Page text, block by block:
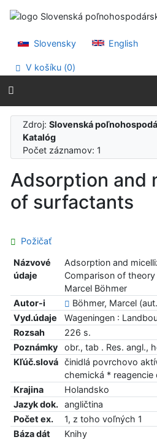
Prejsť na menu
Slovensky
English
V košíku (0)
Zdroj:Slovenská
Katalóg
Počet záznamov: 1
Adsorption and
of surfactants
Požičať
Názvové
údaje
Adsorption and
Comparison of
Marcel Böhmer
Autor-i
Böhmer, Marcel
Vyd.údaje
Wageningen :
Rozsah
226 s.
Poznámky
obr., tab . Res. angl.,
Kľúč.slová
činidlá povrchovo
chemická *
Krajina
Holandsko
Jazyk dok.
angličtina
Počet ex.
1, z toho voľných 1
Báza dát
Knihy